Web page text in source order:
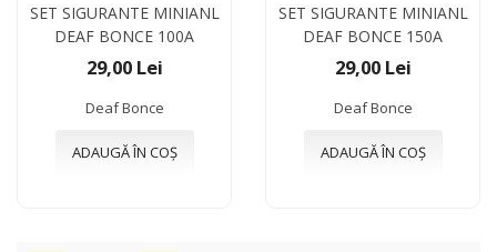
SET SIGURANTE MINIANL
DEAF BONCE 100A
29,00 Lei
Deaf Bonce
ADAUGĂ ÎN COȘ
SET SIGURANTE MINIANL
DEAF BONCE 150A
29,00 Lei
Deaf Bonce
ADAUGĂ ÎN COȘ